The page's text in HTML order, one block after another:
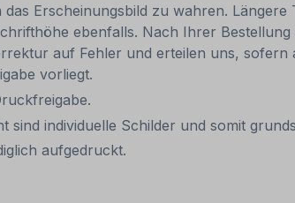
Erscheinungsbild zu wahren.
ebenfalls. Nach Ihrer
auf Fehler und erteilen uns, sofern
vorliegt.
individuelle Schilder und somit
aufgedruckt.